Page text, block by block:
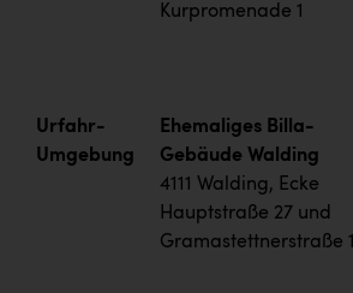
Kurpromenade 1
Urfahr-
Umgebung
Ehemaliges Billa-
Gebäude Walding
4111 Walding, Ecke
Hauptstraße 27 und
Gramastettnerstraße 1